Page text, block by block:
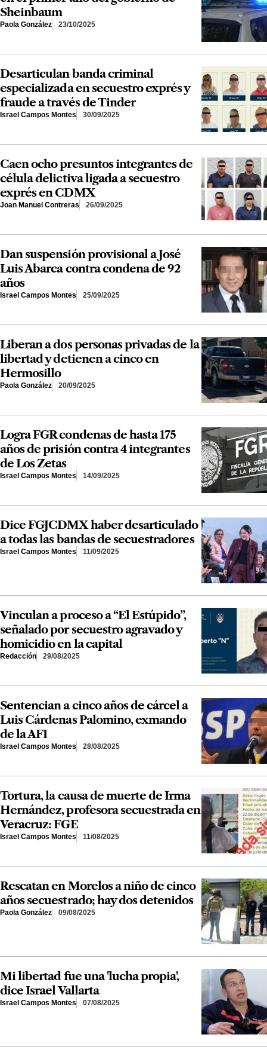
Sheinbaum
Paola González 23/10/2025
Desarticulan banda criminal
especializada en secuestro exprés y
fraude a través de Tinder
Israel Campos Montes 30/09/2025
Caen ocho presuntos integrantes de
célula delictiva ligada a secuestro
exprés en CDMX
Joan Manuel Contreras 26/09/2025
Dan suspensión provisional a José
Luis Abarca contra condena de 92
años
Israel Campos Montes 25/09/2025
Liberan a dos personas privadas de la
libertad y detienen a cinco en
Hermosillo
Paola González 20/09/2025
Logra FGR condenas de hasta 175
años de prisión contra 4 integrantes
de Los Zetas
Israel Campos Montes 14/09/2025
Dice FGJCDMX haber desarticulado
a todas las bandas de secuestradores
Israel Campos Montes 11/09/2025
Vinculan a proceso a “El Estúpido”,
señalado por secuestro agravado y
homicidio en la capital
Redacción 29/08/2025
Sentencian a cinco años de cárcel a
Luis Cárdenas Palomino, exmando
de la AFI
Israel Campos Montes 28/08/2025
Tortura, la causa de muerte de Irma
Hernández, profesora secuestrada en
Veracruz: FGE
Israel Campos Montes 11/08/2025
Rescatan en Morelos a niño de cinco
años secuestrado; hay dos detenidos
Paola González 09/08/2025
Mi libertad fue una 'lucha propia',
dice Israel Vallarta
Israel Campos Montes 07/08/2025